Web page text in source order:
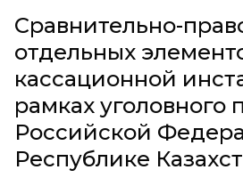
Сравнительно-
отдельных
кассационной
рамках уголовного
Российской
Республике